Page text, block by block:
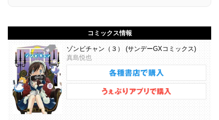
コミックス情報
ゾンビチャン（３） (サンデーGXコミックス)
真島悦也